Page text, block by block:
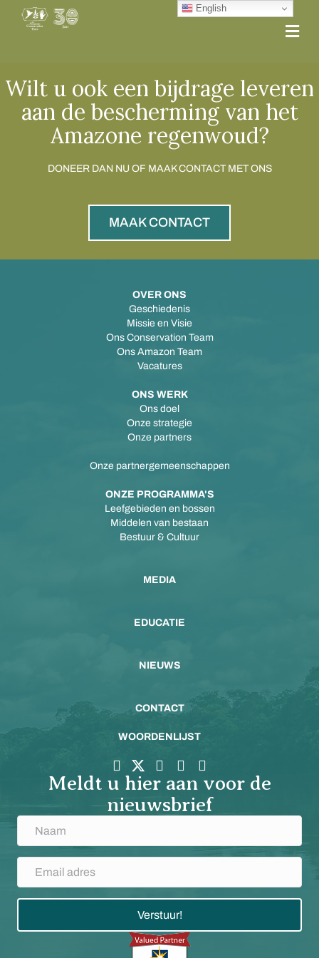
Wilt u ook een bijdrage leveren
aan de bescherming van het
Amazone regenwoud?
DONEER DAN NU OF MAAK CONTACT MET ONS
MAAK CONTACT
OVER ONS
Geschiedenis
Missie en Visie
Ons Conservation Team
Ons Amazon Team
Vacatures
ONS WERK
Ons doel
Onze strategie
Onze partners
Onze partnergemeenschappen
ONZE PROGRAMMA'S
Leefgebieden en bossen
Middelen van bestaan
Bestuur & Cultuur
MEDIA
EDUCATIE
NIEUWS
CONTACT
WOORDENLIJST
Meldt u hier aan voor de
nieuwsbrief
Verstuur!
English